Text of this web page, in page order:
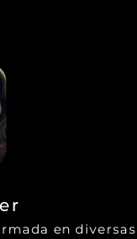
en diversas